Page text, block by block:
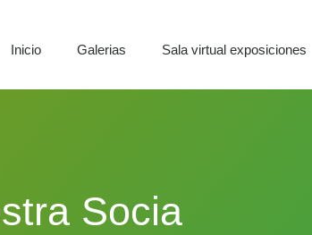
Inicio Galerias Sala virtual exposiciones
Socia